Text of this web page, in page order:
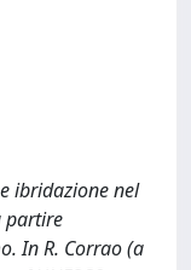
ibridazione nel
partire
In R. Corrao (a